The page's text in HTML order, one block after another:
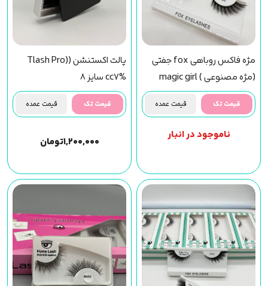
مژه فاکس روباهی fox جفتی
(مژه مصنوعی ) magic girl
(f36) مجیک گرل
قیمت تک قیمت عمده
ناموجود در انبار
پالت اکستنشن (Tlash Pro)
cc7% سایز 8
قیمت تک قیمت عمده
۱,۲۰۰,۰۰۰تومان